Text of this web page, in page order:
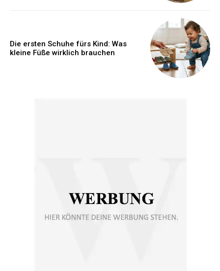
Die ersten Schuhe fürs Kind: Was
kleine Füße wirklich brauchen